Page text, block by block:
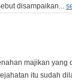
disampaikan...
majikan yang
itu sudah